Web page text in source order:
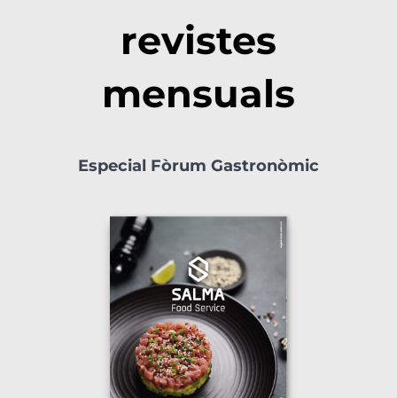
revistes
mensuals
Especial Fòrum Gastronòmic